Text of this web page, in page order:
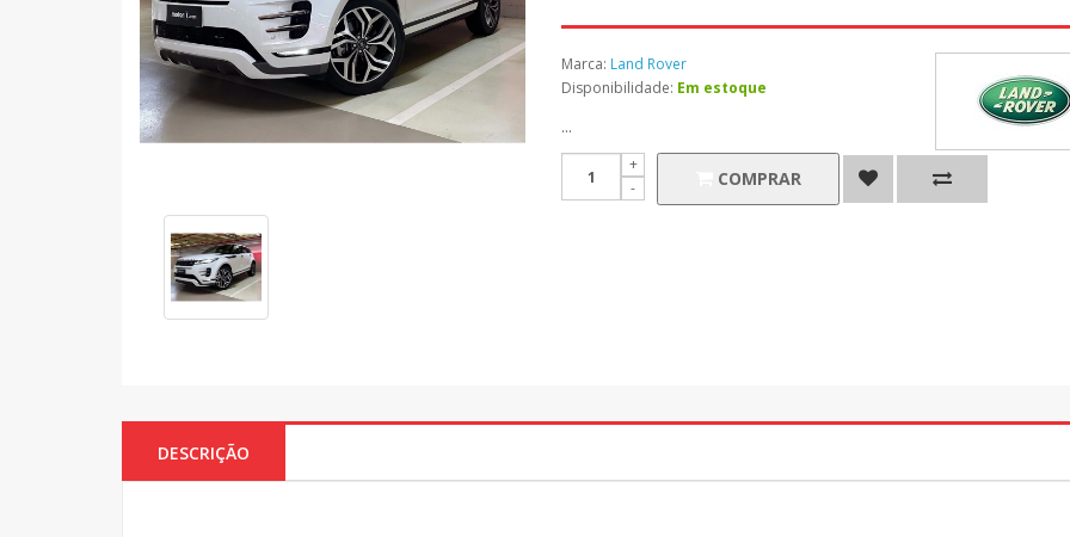
Marca: Land Rover
Disponibilidade: Em estoque
...
COMPRAR
DESCRIÇÃO